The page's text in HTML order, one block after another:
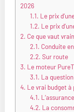
2026
1.1. Le prix
1.2. Le prix
2. Ce que vaut
2.1. Conduite
2.2. Sur route
3. Le moteur
3.1. La
4. Le vrai budget à
4.1. L’assurance
4.2. La